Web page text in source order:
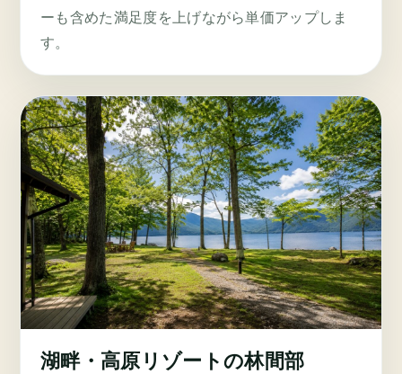
ーも含めた満足度を上げながら単価アップしま
す。
湖畔・高原リゾートの林間部